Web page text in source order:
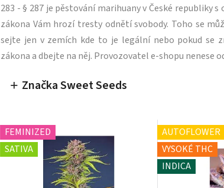
283 - § 287 je pěstování marihuany v České republiky
zákona Vám hrozí tresty odnětí svobody. Toho se
sejte jen v zemích kde to je legální nebo pokud se
zákona a dbejte na něj. Provozovatel e-shopu nenese
Značka Sweet Seeds
FEMINIZED
SATIVA
AUTOFLOWER
VYSOKÉ THC
INDICA